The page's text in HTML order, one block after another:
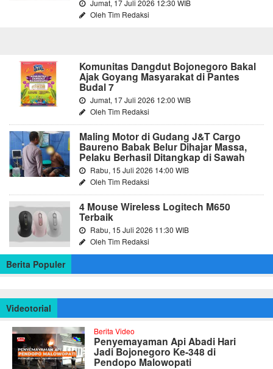
Jumat, 17 Juli 2026 12:30 WIB
Oleh Tim Redaksi
Komunitas Dangdut Bojonegoro Bakal
Ajak Goyang Masyarakat di Pantes
Budal 7
Jumat, 17 Juli 2026 12:00 WIB
Oleh Tim Redaksi
Maling Motor di Gudang J&T Cargo
Baureno Babak Belur Dihajar Massa,
Pelaku Berhasil Ditangkap di Sawah
Rabu, 15 Juli 2026 14:00 WIB
Oleh Tim Redaksi
4 Mouse Wireless Logitech M650
Terbaik
Rabu, 15 Juli 2026 11:30 WIB
Oleh Tim Redaksi
Berita Populer
Videotorial
Berita Video
Penyemayaman Api Abadi Hari
Jadi Bojonegoro Ke-348 di
Pendopo Malowopati